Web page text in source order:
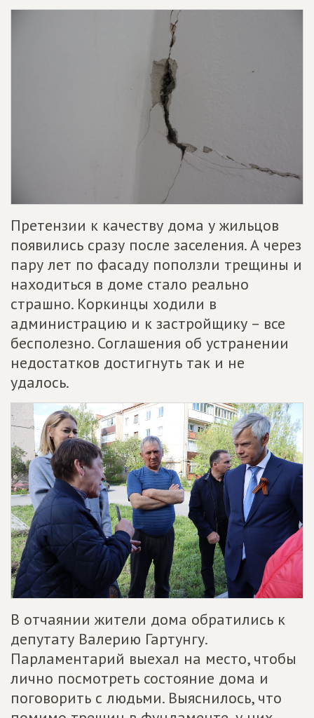
Претензии к качеству дома у жильцов
появились сразу после заселения. А через
пару лет по фасаду поползли трещины и
находиться в доме стало реально
страшно. Коркинцы ходили в
администрацию и к застройщику – все
бесполезно. Соглашения об устранении
недостатков достигнуть так и не
удалось.
В отчаянии жители дома обратились к
депутату Валерию Гартунгу.
Парламентарий выехал на место, чтобы
лично посмотреть состояние дома и
поговорить с людьми. Выяснилось, что